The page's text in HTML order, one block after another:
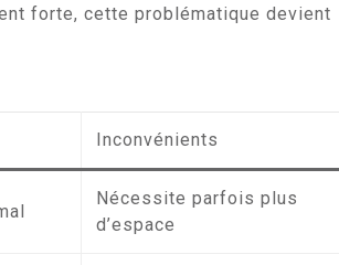
forte, cette problématique devient
Inconvénients
Nécessite parfois plus
d’espace